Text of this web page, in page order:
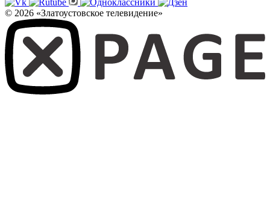
© 2026 «Златоустовское телевидение»